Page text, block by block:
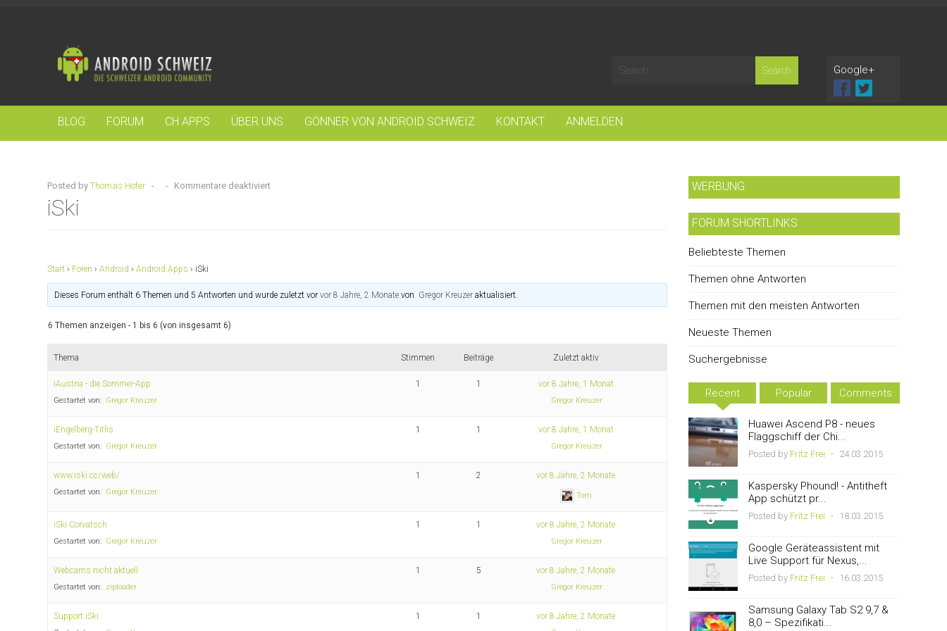
Google+
BLOG FORUM CH APPS ÜBER UNS GÖNNER VON ANDROID SCHWEIZ KONTAKT ANMELDEN
Posted by Thomas Hofer - - Kommentare deaktiviert
iSki
Start › Foren › Android › Android Apps › iSki
Dieses Forum enthält 6 Themen und 5 Antworten und wurde zuletzt vorvor 8 Jahre, 2 Monate von Gregor Kreuzer aktualisiert.
6 Themen anzeigen - 1 bis 6 (von insgesamt 6)
Thema Stimmen Beiträge Zuletzt aktiv
iAustria - die Sommer-App
Gestartet von: Gregor Kreuzer
1 1 vor 8 Jahre, 1 Monat
Gregor Kreuzer
iEngelberg-Titlis
Gestartet von: Gregor Kreuzer
1 1 vor 8 Jahre, 1 Monat
Gregor Kreuzer
www.iski.cc/web/
Gestartet von: Gregor Kreuzer
1 2 vor 8 Jahre, 2 Monate
Tom
iSki Corvatsch
Gestartet von: Gregor Kreuzer
1 1 vor 8 Jahre, 2 Monate
Gregor Kreuzer
Webcams nicht aktuell
Gestartet von: ziploader
1 5 vor 8 Jahre, 2 Monate
Gregor Kreuzer
Support iSki 1 1 vor 8 Jahre, 2 Monate
WERBUNG
FORUM SHORTLINKS
Beliebteste Themen
Themen ohne Antworten
Themen mit den meisten Antworten
Neueste Themen
Suchergebnisse
Recent Popular Comments
Huawei Ascend P8 - neues
Flaggschiff der Chi...
Posted by Fritz Frei - 24.03.2015
Kaspersky Phound! - Antitheft
App schützt pr...
Posted by Fritz Frei - 18.03.2015
Google Geräteassistent mit
Live Support für Nexus,...
Posted by Fritz Frei - 16.03.2015
Samsung Galaxy Tab S2 9,7 &
8,0 – Spezifikati...